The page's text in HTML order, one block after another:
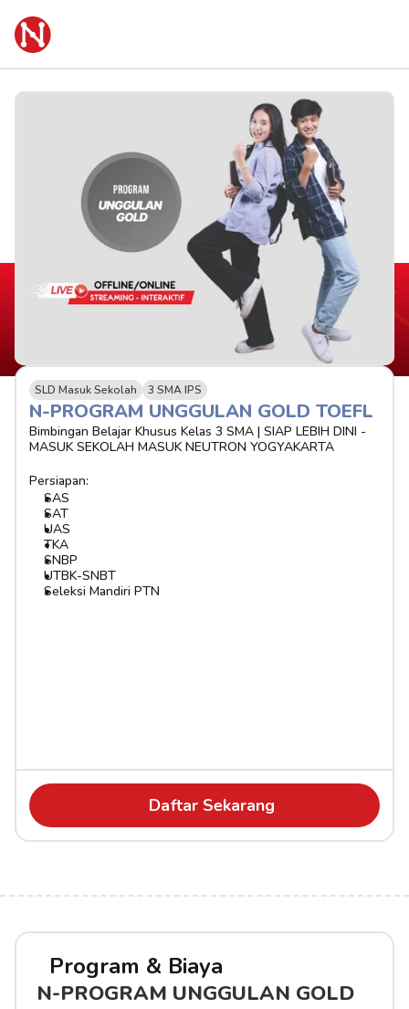
SLD Masuk Sekolah 3 SMA IPS
N-PROGRAM UNGGULAN GOLD TOEFL
Bimbingan Belajar Khusus Kelas 3 SMA | SIAP LEBIH DINI -
MASUK SEKOLAH MASUK NEUTRON YOGYAKARTA
Persiapan:
SAS
SAT
UAS
TKA
SNBP
UTBK-SNBT
Seleksi Mandiri PTN
Daftar Sekarang
Program & Biaya